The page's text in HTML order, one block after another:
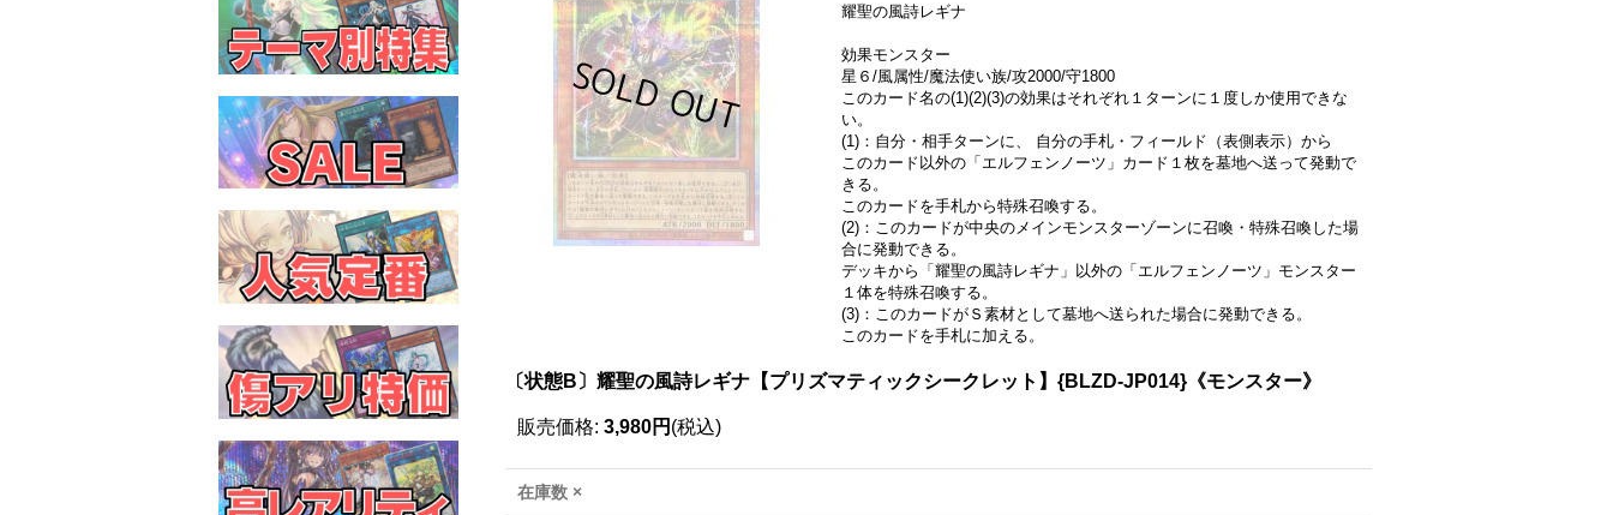
耀聖の風詩レギナ
効果モンスター
星６/風属性/魔法使い族/攻2000/守1800
このカード名の(1)(2)(3)の効果はそれぞれ１ターンに１度しか使用できな
い。
(1)：自分・相手ターンに、 自分の手札・フィールド（表側表示）から
このカード以外の「エルフェンノーツ」カード１枚を墓地へ送って発動で
きる。
このカードを手札から特殊召喚する。
(2)：このカードが中央のメインモンスターゾーンに召喚・特殊召喚した場
合に発動できる。
デッキから「耀聖の風詩レギナ」以外の「エルフェンノーツ」モンスター
１体を特殊召喚する。
(3)：このカードがＳ素材として墓地へ送られた場合に発動できる。
このカードを手札に加える。
〔状態B〕耀聖の風詩レギナ【プリズマティックシークレット】{BLZD-JP014}《モンスター》
販売価格: 3,980円 (税込)
在庫数 ×